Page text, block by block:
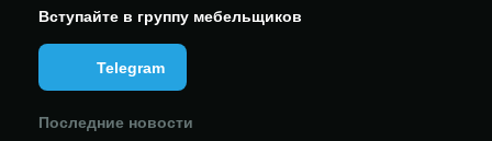
Вступайте в группу мебельщиков
Telegram
Последние новости